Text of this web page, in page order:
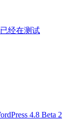
经在测试
4.8 Beta 2